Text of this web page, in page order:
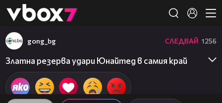
👾
gong_bg СЛЕДВАЙ 1256
Златна резерва удари Юнайтед в самия край